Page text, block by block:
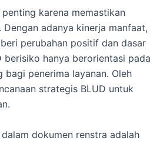
karena memastikan
adanya kinerja manfaat,
perubahan positif dan dasar
berisiko hanya berorientasi pada
penerima layanan. Oleh
strategis BLUD untuk
dokumen renstra adalah